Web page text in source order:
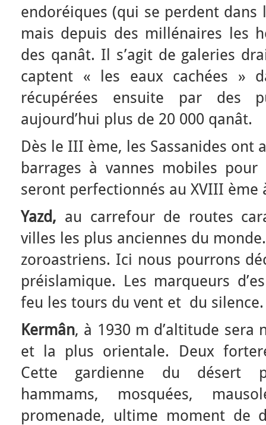
endoréiques (qui se perdent dans
mais depuis des millénaires les
des qanât. Il s’agit de galeries
captent « les eaux cachées »
récupérées ensuite par des
aujourd’hui plus de 20 000 qanât.
Dès le III ème, les Sassanides ont
barrages à vannes mobiles
seront perfectionnés au XVIII ème
Yazd, au carrefour de routes
villes les plus anciennes du
zoroastriens. Ici nous pourrons
préislamique. Les marqueurs
feu les tours du vent et du silence.
Kermân, à 1930 m d’altitude sera
et la plus orientale. Deux
Cette gardienne du désert
hammams, mosquées,
promenade, ultime moment de